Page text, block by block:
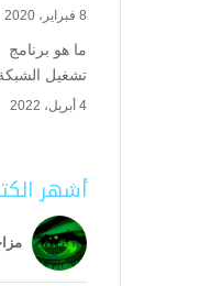
8 فبراير، 2020
ما هو برنامج
تشغيل
4 أبريل، 2022
أشهر